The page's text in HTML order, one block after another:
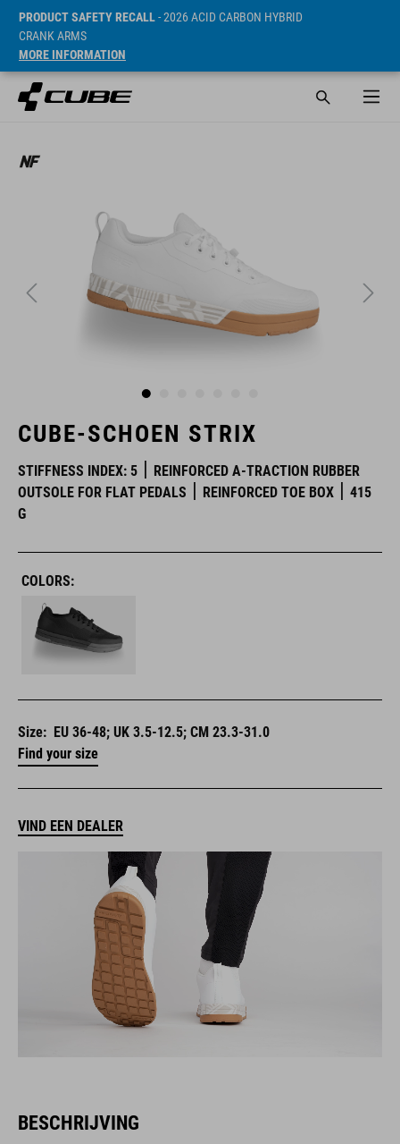
PRODUCT SAFETY RECALL- 2026 ACID CARBON HYBRID
CRANK ARMS
MORE INFORMATION
CUBE-SCHOEN STRIX
STIFFNESS INDEX: 5
REINFORCED A-TRACTION RUBBER
OUTSOLE FOR FLAT PEDALS
REINFORCED TOE BOX
415
G
COLORS:
Size: EU 36-48; UK 3.5-12.5; CM 23.3-31.0
Find your size
VIND EEN DEALER
BESCHRIJVING